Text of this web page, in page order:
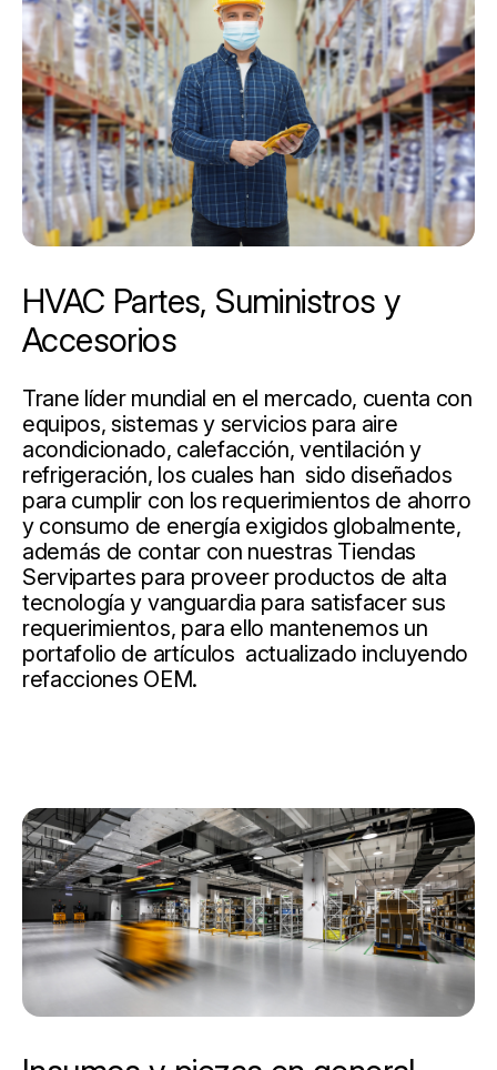
HVAC Partes, Suministros y
Accesorios
Trane líder mundial en el mercado, cuenta con
equipos, sistemas y servicios para aire
acondicionado, calefacción, ventilación y
refrigeración, los cuales han sido diseñados
para cumplir con los requerimientos de ahorro
y consumo de energía exigidos globalmente,
además de contar con nuestras Tiendas
Servipartes para proveer productos de alta
tecnología y vanguardia para satisfacer sus
requerimientos, para ello mantenemos un
portafolio de artículos actualizado incluyendo
refacciones OEM.